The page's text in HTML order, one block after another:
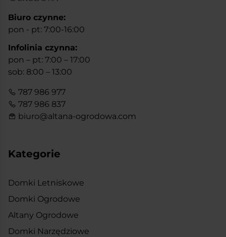
Biuro czynne:
pon - pt: 7:00-16:00
Infolinia czynna:
pon – pt: 7:00 – 17:00
sob: 8:00 – 13:00
787 986 977
787 986 837
biuro@altana-ogrodowa.com
Kategorie
Domki Letniskowe
Domki Ogrodowe
Altany Ogrodowe
Domki Narzędziowe